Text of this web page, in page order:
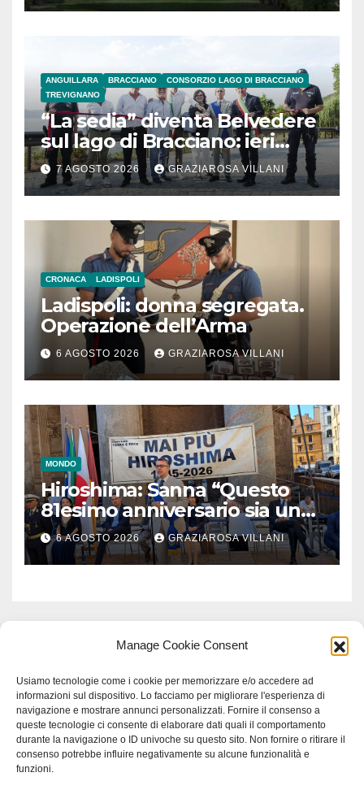
Manage Cookie Consent
Usiamo tecnologie come i cookie per memorizzare e/o accedere ad
informazioni sul dispositivo. Lo facciamo per migliorare l'esperienza di
navigazione e mostrare annunci personalizzati. Fornire il consenso a
queste tecnologie ci consente di elaborare dati quali il comportamento
durante la navigazione o ID univoche su questo sito. Non fornire o ritirare il
consenso potrebbe influire negativamente su alcune funzionalità e
funzioni.
ANGUILLARA BRACCIANO
CONSORZIO LAGO DI BRACCIANO
TREVIGNANO
“La sedia” diventa Belvedere
sul lago di Bracciano: ieri
l’inaugurazione
7 AGOSTO 2026 GRAZIAROSA VILLANI
CRONACA LADISPOLI
Ladispoli: donna segregata.
Operazione dell’Arma
6 AGOSTO 2026 GRAZIAROSA VILLANI
MONDO
Hiroshima: Sanna “Questo
81esimo anniversario sia un
monito per tutti”
6 AGOSTO 2026 GRAZIAROSA VILLANI